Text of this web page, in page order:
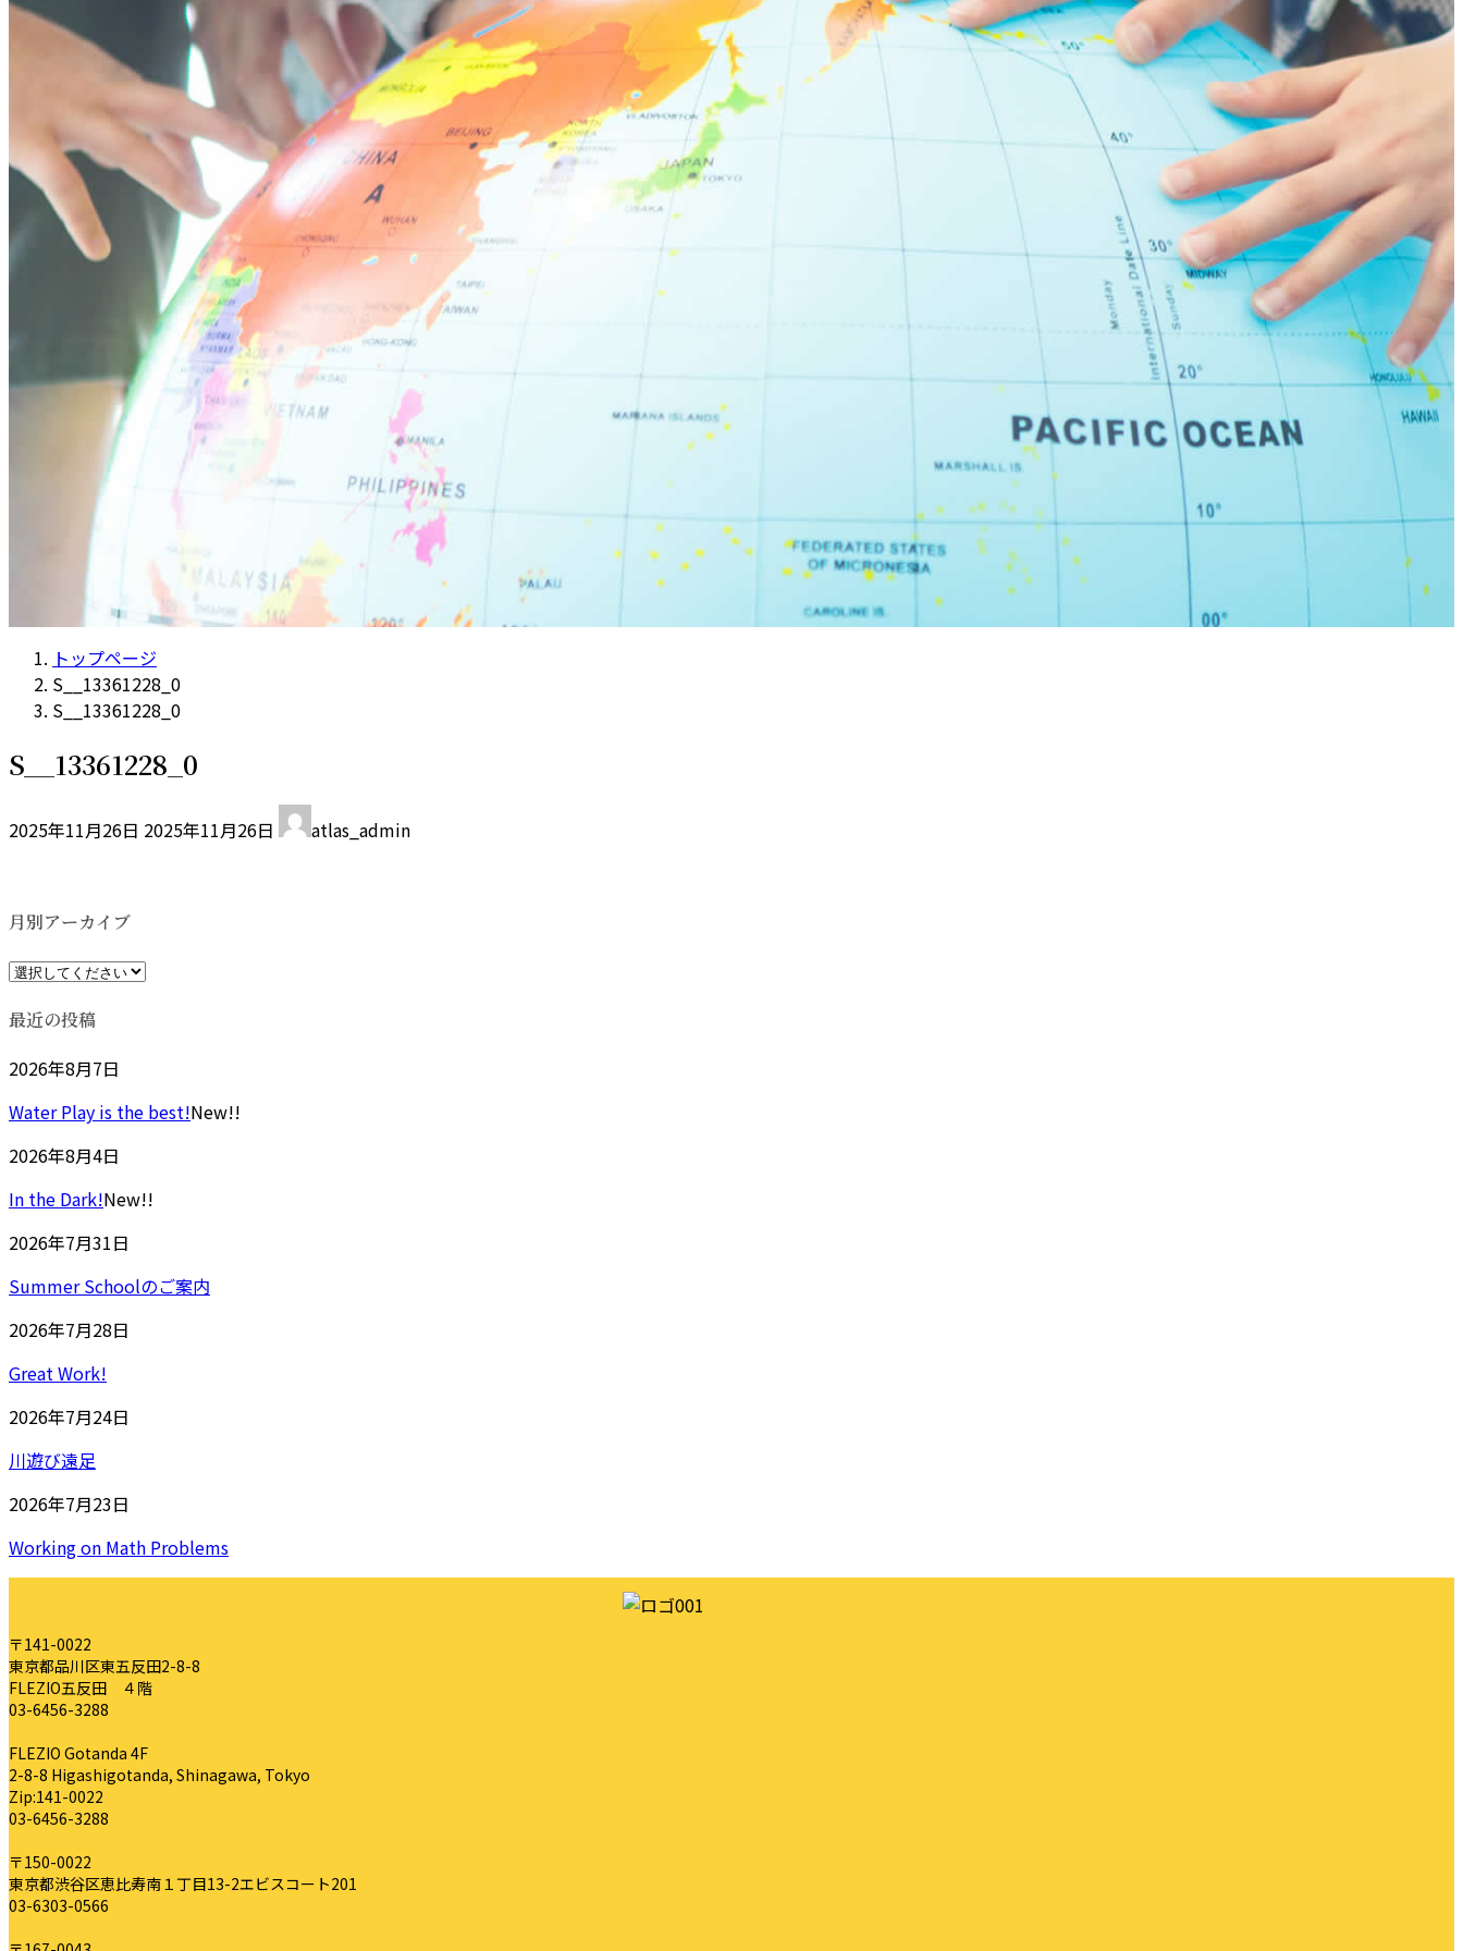
恵比寿ブログ
学校概要
アクセス
お問い合わせ
Instagram
ATLAS International School Official
五反田インスタグラム
荻窪インスタグラム
立川インスタグラム
下高井戸インスタグラム
恵比寿インスタグラム
トップページ
S__13361228_0
S__13361228_0
S__13361228_0
2025年11月26日 終
2025年11月26日 atlas_admin
月別アーカイブ
最近の投稿
2026年8月7日
Water Play is the best!New!!
2026年8月4日
In the Dark!New!!
2026年7月31日
Summer Schoolのご案内
2026年7月28日
Great Work!
2026年7月24日
川遊び遠足
2026年7月23日
Working on Math Problems
〒141-0022
東京都品川区東五反田2-8-8
FLEZIO五反田 ４階
03-6456-3288
FLEZIO Gotanda 4F
2-8-8 Higashigotanda, Shinagawa, Tokyo
Zip:141-0022
03-6456-3288
〒150-0022
東京都渋谷区恵比寿南１丁目13-2エビスコート201
03-6303-0566